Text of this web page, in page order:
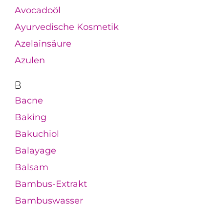
Avocadoöl
Ayurvedische Kosmetik
Azelainsäure
Azulen
B
Bacne
Baking
Bakuchiol
Balayage
Balsam
Bambus-Extrakt
Bambuswasser